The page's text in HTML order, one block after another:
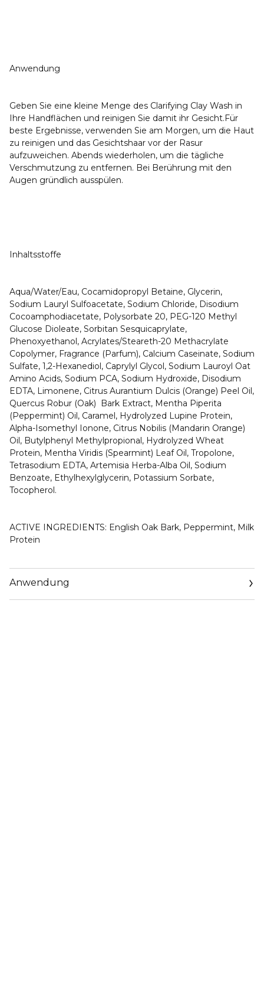
Anwendung
Geben Sie eine kleine Menge des Clarifying Clay Wash in
Ihre Handflächen und reinigen Sie damit ihr Gesicht.Für
beste Ergebnisse, verwenden Sie am Morgen, um die Haut
zu reinigen und das Gesichtshaar vor der Rasur
aufzuweichen. Abends wiederholen, um die tägliche
Verschmutzung zu entfernen. Bei Berührung mit den
Augen gründlich ausspülen.
Inhaltsstoffe
Aqua/Water/Eau, Cocamidopropyl Betaine, Glycerin,
Sodium Lauryl Sulfoacetate, Sodium Chloride, Disodium
Cocoamphodiacetate, Polysorbate 20, PEG-120 Methyl
Glucose Dioleate, Sorbitan Sesquicaprylate,
Phenoxyethanol, Acrylates/Steareth-20 Methacrylate
Copolymer, Fragrance (Parfum), Calcium Caseinate, Sodium
Sulfate, 1,2-Hexanediol, Caprylyl Glycol, Sodium Lauroyl Oat
Amino Acids, Sodium PCA, Sodium Hydroxide, Disodium
EDTA, Limonene, Citrus Aurantium Dulcis (Orange) Peel Oil,
Quercus Robur (Oak) Bark Extract, Mentha Piperita
(Peppermint) Oil, Caramel, Hydrolyzed Lupine Protein,
Alpha-Isomethyl Ionone, Citrus Nobilis (Mandarin Orange)
Oil, Butylphenyl Methylpropional, Hydrolyzed Wheat
Protein, Mentha Viridis (Spearmint) Leaf Oil, Tropolone,
Tetrasodium EDTA, Artemisia Herba-Alba Oil, Sodium
Benzoate, Ethylhexylglycerin, Potassium Sorbate,
Tocopherol.
ACTIVE INGREDIENTS: English Oak Bark, Peppermint, Milk
Protein
Anwendung